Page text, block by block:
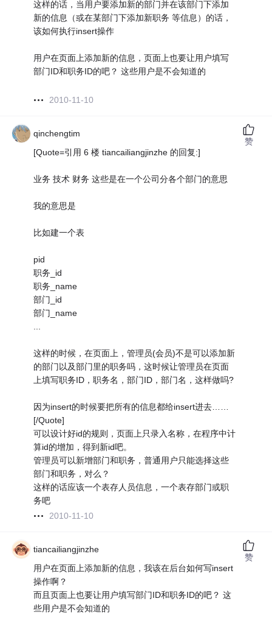
这样的话，当用户要添加新的部门并在该部门下添加
新的信息（或在某部门下添加新职务 等信息）的话，
该如何执行insert操作
用户在页面上添加新的信息，页面上也要让用户填写
部门ID和职务ID的吧？ 这些用户是不会知道的
2010-11-10
qinchengtim
[Quote=引用 6 楼 tiancailiangjinzhe 的回复:]
业务 技术 财务 这些是在一个公司分各个部门的意思
我的意思是
比如建一个表
pid
职务_id
职务_name
部门_id
部门_name
...
这样的时候，在页面上，管理员(会员)不是可以添加新
的部门以及部门里的职务吗，这时候让管理员在页面
上填写职务ID，职务名，部门ID，部门名，这样做吗?
因为insert的时候要把所有的信息都给insert进去……
[/Quote]
可以设计好id的规则，页面上只录入名称，在程序中计
算id的增加，得到新id吧。
管理员可以新增部门和职务，普通用户只能选择这些
部门和职务，对么？
这样的话应该一个表存人员信息，一个表存部门或职
务吧
2010-11-10
赞
tiancailiangjinzhe
用户在页面上添加新的信息，我该在后台如何写insert
操作啊？
而且页面上也要让用户填写部门ID和职务ID的吧？ 这
些用户是不会知道的
赞